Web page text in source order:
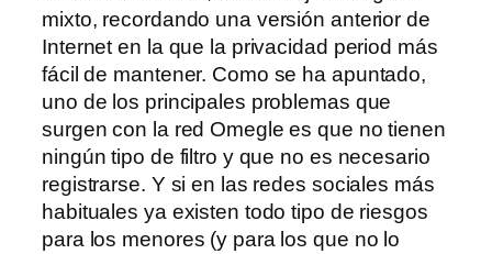
mixto, recordando una versión anterior de
Internet en la que la privacidad period más
fácil de mantener. Como se ha apuntado,
uno de los principales problemas que
surgen con la red Omegle es que no tienen
ningún tipo de filtro y que no es necesario
registrarse. Y si en las redes sociales más
habituales ya existen todo tipo de riesgos
para los menores (y para los que no lo